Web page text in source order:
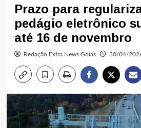
Prazo para
pedágio eletrônico
até 16 de novembro
Redação Extra News Goiás 30/04/